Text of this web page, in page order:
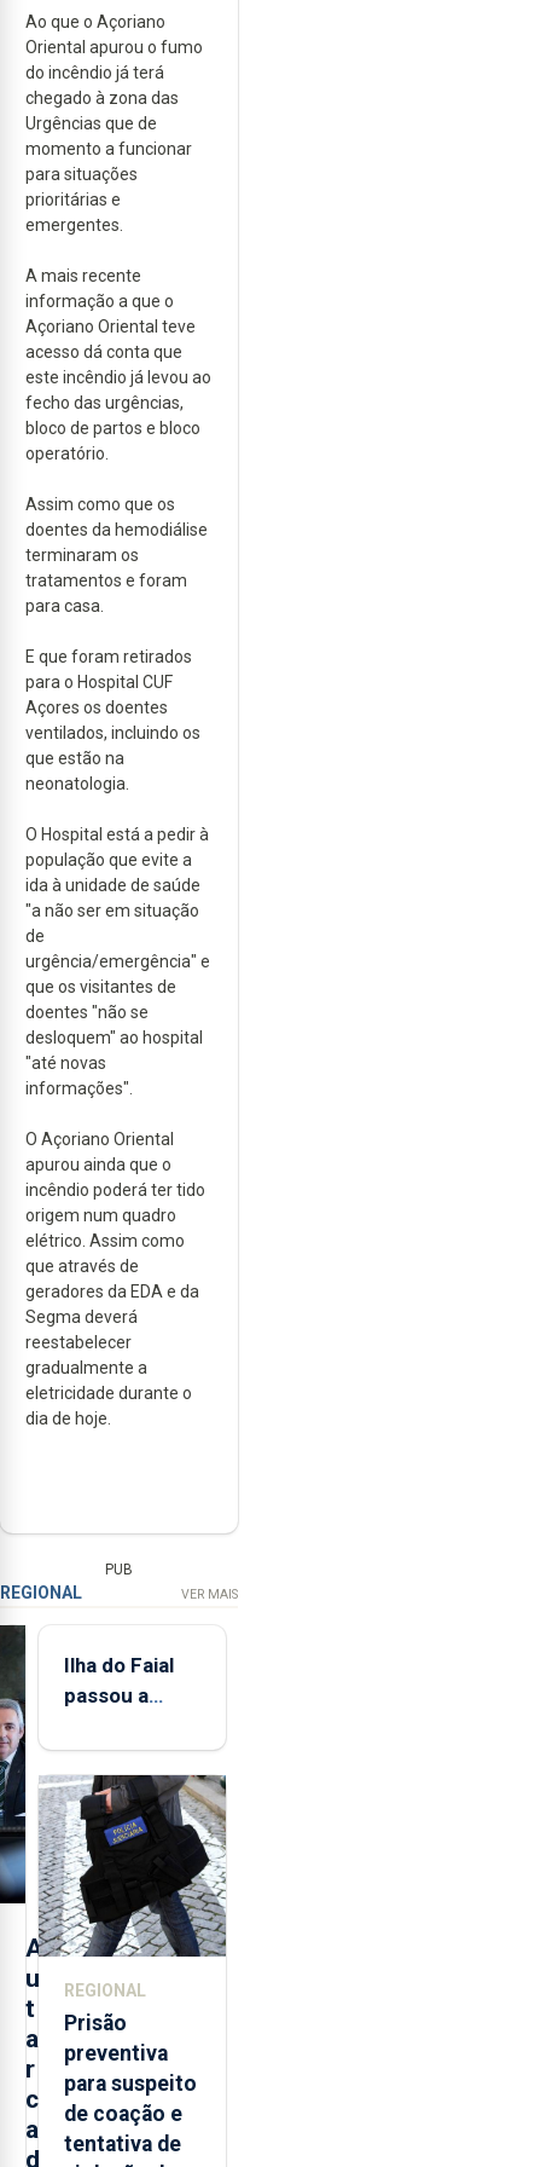
Ao que o Açoriano
Oriental apurou o fumo
do incêndio já terá
chegado à zona das
Urgências que de
momento a funcionar
para situações
prioritárias e
emergentes.
A mais recente
informação a que o
Açoriano Oriental teve
acesso dá conta que
este incêndio já levou ao
fecho das urgências,
bloco de partos e bloco
operatório.
Assim como que os
doentes da hemodiálise
terminaram os
tratamentos e foram
para casa.
E que foram retirados
para o Hospital CUF
Açores os doentes
ventilados, incluindo os
que estão na
neonatologia.
O Hospital está a pedir à
população que evite a
ida à unidade de saúde
"a não ser em situação
de
urgência/emergência" e
que os visitantes de
doentes "não se
desloquem" ao hospital
"até novas
informações".
O Açoriano Oriental
apurou ainda que o
incêndio poderá ter tido
origem num quadro
elétrico. Assim como
que através de
geradores da EDA e da
Segma deverá
reestabelecer
gradualmente a
eletricidade durante o
dia de hoje.
PUB
REGIONAL VER MAIS
A
u
t
a
r
c
a
d
Ilha do Faial
passou a
de
monitorização
de infrassons
dos Açores
REGIONAL
Prisão
preventiva
para suspeito
de coação e
tentativa de